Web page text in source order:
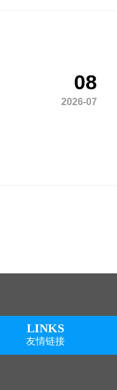
08
2026-07
LINKS
友情链接